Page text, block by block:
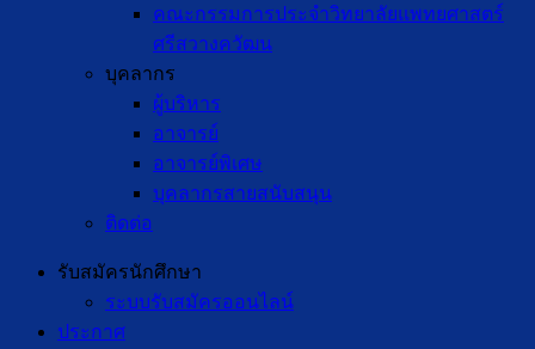
คณะกรรมการประจำวิทยาลัยแพทยศาสตร์
ศรีสวางควัฒน
บุคลากร
ผู้บริหาร
อาจารย์
อาจารย์พิเศษ
บุคลากรสายสนับสนุน
ติดต่อ
รับสมัครนักศึกษา
ระบบรับสมัครออนไลน์
ประกาศ